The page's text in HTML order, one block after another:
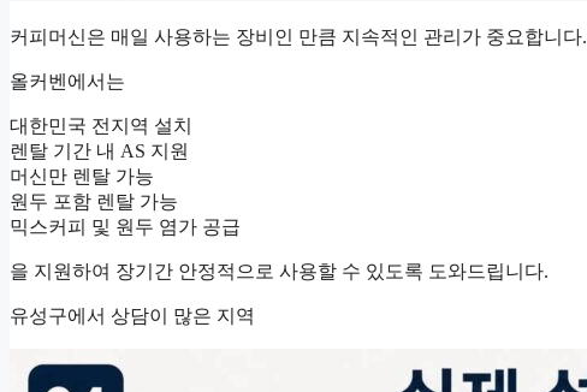
커피머신은 매일 사용하는 장비인 만큼 지속적인 관리가 중요합니다.
올커벤에서는
대한민국 전지역 설치
렌탈 기간 내 AS 지원
머신만 렌탈 가능
원두 포함 렌탈 가능
믹스커피 및 원두 염가 공급
을 지원하여 장기간 안정적으로 사용할 수 있도록 도와드립니다.
유성구에서 상담이 많은 지역